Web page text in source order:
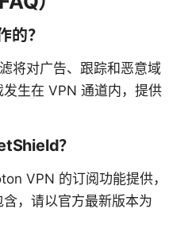
的？
将对广告、跟踪和恶意域
生在 VPN 通道内，提供
？
VPN 的订阅功能提供，
，请以官方最新版本为